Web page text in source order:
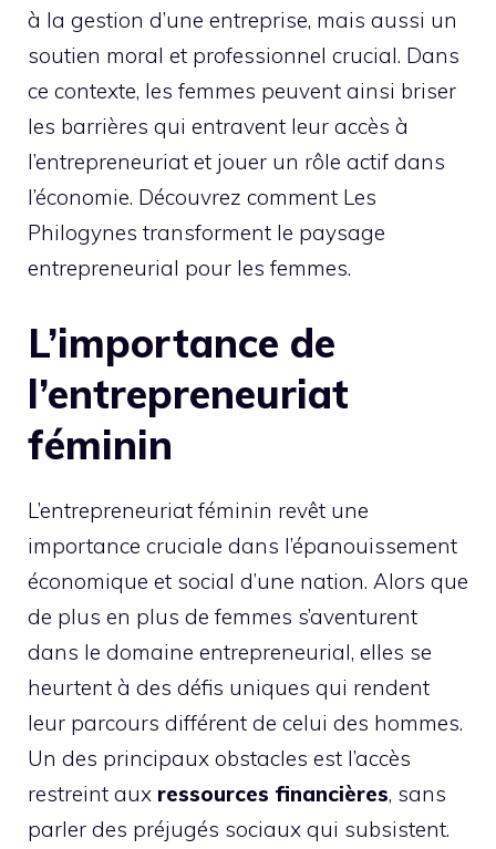
à la gestion d’une entreprise, mais aussi un
soutien moral et professionnel crucial. Dans
ce contexte, les femmes peuvent ainsi briser
les barrières qui entravent leur accès à
l’entrepreneuriat et jouer un rôle actif dans
l’économie. Découvrez comment Les
Philogynes transforment le paysage
entrepreneurial pour les femmes.
L’importance de
l’entrepreneuriat
féminin
L’entrepreneuriat féminin revêt une
importance cruciale dans l’épanouissement
économique et social d’une nation. Alors que
de plus en plus de femmes s’aventurent
dans le domaine entrepreneurial, elles se
heurtent à des défis uniques qui rendent
leur parcours différent de celui des hommes.
Un des principaux obstacles est l’accès
restreint aux ressources financières, sans
parler des préjugés sociaux qui subsistent.